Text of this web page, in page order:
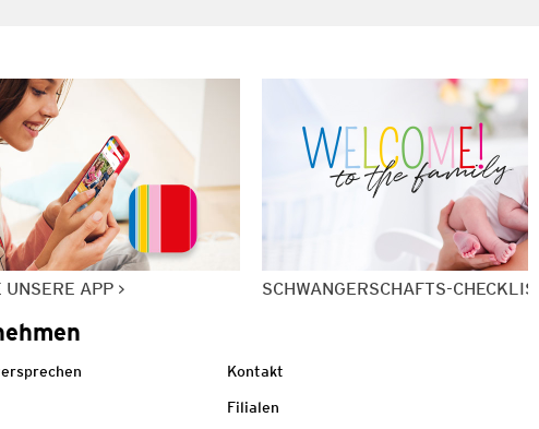
UNSERE APP SCHWANGERSCHAFTS-
Kontakt
Filialen